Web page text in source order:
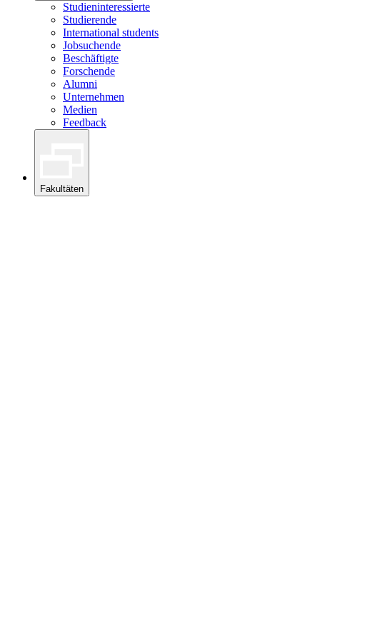
Studieninteressierte
Studierende
International students
Jobsuchende
Beschäftigte
Forschende
Alumni
Unternehmen
Medien
Feedback
Fakultäten